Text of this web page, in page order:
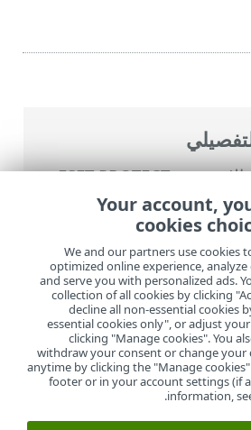
>
ESET PROTECT
استخدام ‎ESET PROTECT On-
موفرات ESET PROTECT On-Prem
> مستخدمو MSP
Your account,
cookies
We and our partners use cookies
optimized online experience,
and serve you with personalized ads.
collection of all cookies by clicking
decline all non-essential cookies
essential cookies only", or adjust
clicking "Manage cookies". You
withdraw your consent or change your
anytime by clicking the "Manage
footer or in your account settings (if
information,
.